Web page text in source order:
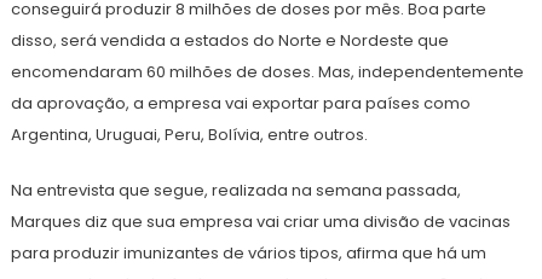
conseguirá produzir 8 milhões de doses por mês. Boa parte
disso, será vendida a estados do Norte e Nordeste que
encomendaram 60 milhões de doses. Mas, independentemente
da aprovação, a empresa vai exportar para países como
Argentina, Uruguai, Peru, Bolívia, entre outros.
Na entrevista que segue, realizada na semana passada,
Marques diz que sua empresa vai criar uma divisão de vacinas
para produzir imunizantes de vários tipos, afirma que há um